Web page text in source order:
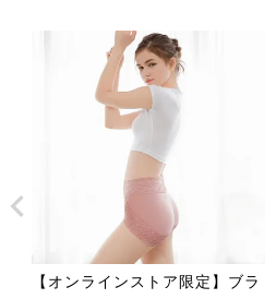
【オンラインストア限定】ブラ